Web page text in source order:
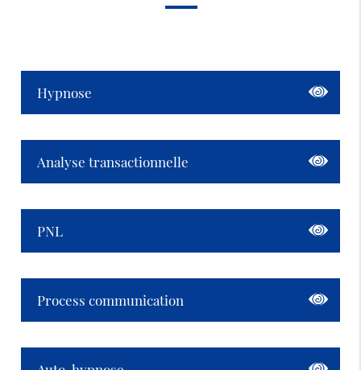
Hypnose
Analyse transactionnelle
PNL
Process communication